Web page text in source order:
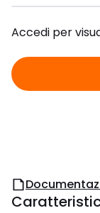
Accedi per